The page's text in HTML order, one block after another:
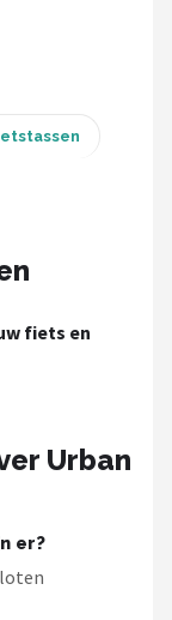
fiets en
Urban
er?